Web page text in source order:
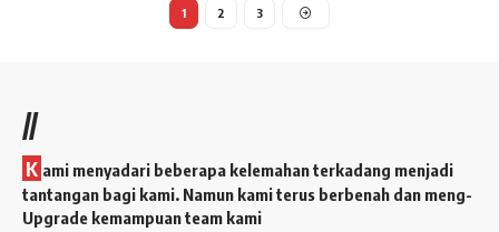
1 2 3
//
K ami menyadari beberapa kelemahan terkadang menjadi
tantangan bagi kami. Namun kami terus berbenah dan meng-
Upgrade kemampuan team kami